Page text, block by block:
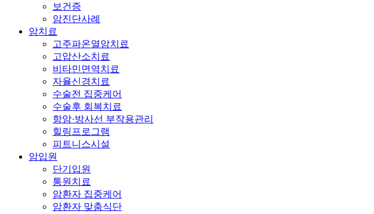
보건증
암진단사례
암치료
고주파온열암치료
고압산소치료
비타민면역치료
자율신경치료
수술전 집중케어
수술후 회복치료
항암·방사선 부작용관리
힐링프로그램
피트니스시설
암입원
단기입원
통원치료
암환자 집중케어
암환자 맞춤식단